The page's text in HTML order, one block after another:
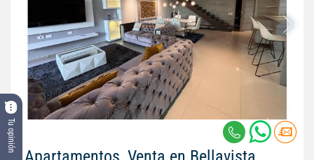
Tu opinión